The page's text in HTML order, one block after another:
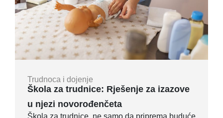
Trudnoca i dojenje
Škola za trudnice: Rješenje za izazove
u njezi novorođenčeta